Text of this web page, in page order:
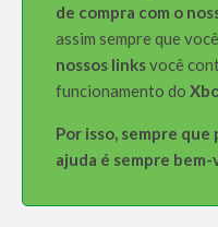
de compra com o
assim sempre que você
nossos linksvocê
funcionamento do
Por isso, sempre
ajuda é sempre bem-